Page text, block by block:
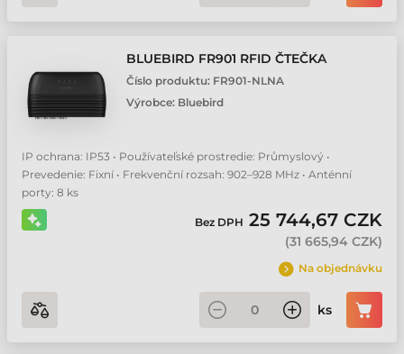
BLUEBIRD FR901 RFID ČTEČKA
Číslo produktu: FR901-NLNA
Výrobce: Bluebird
IP ochrana: IP53 • Používateľské prostredie: Průmyslový •
Prevedenie: Fixní • Frekvenční rozsah: 902–928 MHz • Anténní
porty: 8 ks
Bez DPH 25 744,67 CZK
(31 665,94 CZK)
Na objednávku
ks